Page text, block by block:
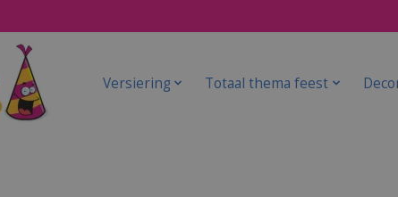
Versiering Totaal thema feest